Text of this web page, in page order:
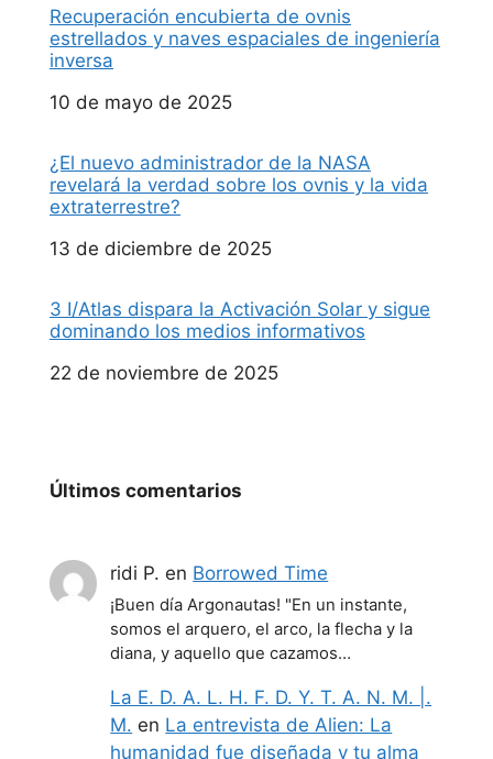
Recuperación encubierta de ovnis
estrellados y naves espaciales de ingeniería
inversa
Fecha
10 de mayo de 2025
¿El nuevo administrador de la NASA
revelará la verdad sobre los ovnis y la vida
extraterrestre?
Fecha
13 de diciembre de 2025
3 I/Atlas dispara la Activación Solar y sigue
dominando los medios informativos
Fecha
22 de noviembre de 2025
Últimos comentarios
ridi P. en Borrowed Time
¡Buen día Argonautas! "En un instante,
somos el arquero, el arco, la flecha y la
diana, y aquello que cazamos…
La E. D. A. L. H. F. D. Y. T. A. N. M. |.
M. en La entrevista de Alien: La
humanidad fue diseñada y tu alma